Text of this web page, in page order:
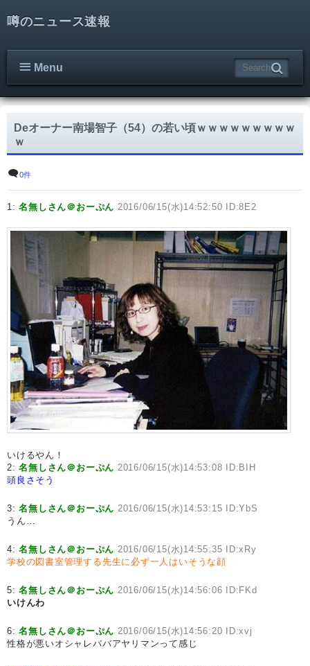
噂のニュース速報
Menu
Deオーナー南場智子（54）の若い頃ｗｗｗｗｗｗｗｗｗ
ｗ
0件
1:名無しさん＠おーぷん 2016/06/15(水)14:52:50 ID:8E2
いけるやん！
2:名無しさん＠おーぷん 2016/06/15(水)14:53:08 ID:BIH
頭良さそう
3:名無しさん＠おーぷん 2016/06/15(水)14:53:15 ID:YbS
うん…
4:名無しさん＠おーぷん 2016/06/15(水)14:55:35 ID:xRy
学校の図書室管理する先生に必ず一人はいそうな顔
5:名無しさん＠おーぷん 2016/06/15(水)14:56:06 ID:FKd
いけんわ
6:名無しさん＠おーぷん 2016/06/15(水)14:56:20 ID:xvj
性格が悪いオシャレババアヤリマンって感じ